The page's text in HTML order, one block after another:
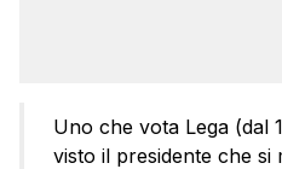
Uno che vota Lega (dal
visto il presidente che si